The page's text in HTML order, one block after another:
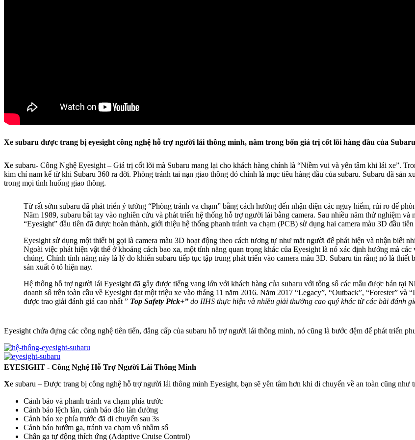
Xe subaru được trang bị eyesight công nghệ hỗ trợ người lái thông minh, nằm trong bốn giá trị cốt lõi hàng đầu của
Xe subaru- Công Nghệ Eyesight – Giá trị cốt lõi mà Subaru mang lại cho khách hàng chính là “Niềm vui và yên tâm khi lái xe”.
kim chỉ nam kể từ khi Subaru 360 ra đời. Phòng tránh tai nạn giao thông đó chính là mục tiêu hàng đầu của subaru. Subaru đã sản
trong mọi tình huống giao thông.
Từ rất sớm subaru đã phát triển ý tưởng “Phòng tránh va chạm” bằng cách hướng đến nhận diện các nguy hiểm, rủi ro để
Năm 1989, subaru bắt tay vào nghiên cứu và phát triển hệ thống hỗ trợ người lái bằng camera. Sau nhiều năm thử nghiệm
“Eyesight” đầu tiên đã được hoàn thành, giới thiệu hệ thống phanh tránh va chạm (PCB) sử dụng hai camera màu 3D đầu
Eyesight sử dụng một thiết bị gọi là camera màu 3D hoạt động theo cách tương tự như mắt người để phát hiện và nhận biết
Ngoài việc phát hiện vật thể ở khoảng cách bao xa, một tính năng quan trọng khác của Eyesight là nó xác định hướng mà
chúng. Chính tính năng này là lý do khiến subaru tiếp tục tập trung phát triển vào camera màu 3D. Subaru tin rằng nó là
sản xuất ô tô hiện nay.
Hệ thống hỗ trợ người lái Eyesight đã gây được tiếng vang lớn với khách hàng của subaru với tổng số các mẫu được bán tại
doanh số trên toàn cầu về Eyesight đạt một triệu xe vào tháng 11 năm 2016. Năm 2017 “Legacy”, “Outback”, “Forester”
được trao giải đánh giá cao nhất ” Top Safety Pick+” do IIHS thực hiện và nhiều giải thưởng cao quý khác từ các bài đánh
Eyesight chứa đựng các công nghệ tiên tiến, đẳng cấp của subaru hỗ trợ người lái thông minh, nó cũng là bước đệm để phát triển
EYESIGHT - Công Nghệ Hỗ Trợ Người Lái Thông Minh
Xe subaru – Được trang bị công nghệ hỗ trợ người lái thông minh Eyesight, bạn sẽ yên tâm hơn khi di chuyển về an toàn cũng như
Cảnh báo và phanh tránh va chạm phía trước
Cảnh báo lệch làn, cảnh báo đảo làn đường
Cảnh báo xe phía trước đã di chuyển sau 3s
Cảnh báo bướm ga, tránh va chạm vô nhầm số
Chân ga tự động thích ứng (Adaptive Cruise Control)